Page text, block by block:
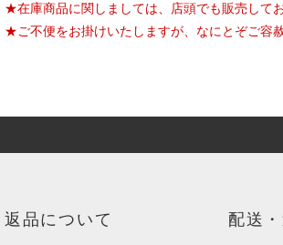
★在庫商品に関しましては、店頭でも販売して
★ご不便をお掛けいたしますが、なにとぞご容赦
返品について 配送